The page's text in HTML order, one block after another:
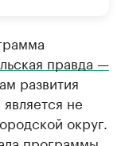
правда —
развития
не
округ.